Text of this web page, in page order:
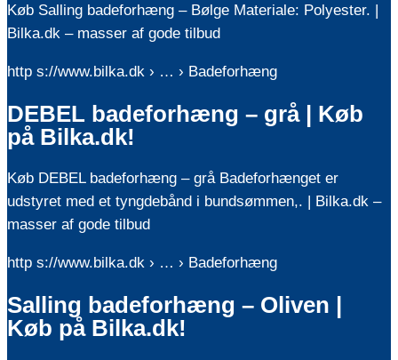
Køb Salling badeforhæng – Bølge Materiale: Polyester. |
Bilka.dk – masser af gode tilbud
http s://www.bilka.dk › … › Badeforhæng
DEBEL badeforhæng – grå | Køb
på Bilka.dk!
Køb DEBEL badeforhæng – grå Badeforhænget er
udstyret med et tyngdebånd i bundsømmen,. | Bilka.dk –
masser af gode tilbud
http s://www.bilka.dk › … › Badeforhæng
Salling badeforhæng – Oliven |
Køb på Bilka.dk!